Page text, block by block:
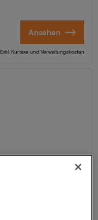
Ansehen
Exkl. Kurtaxe und Verwaltungskosten